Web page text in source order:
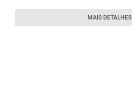
MAIS DETALHES